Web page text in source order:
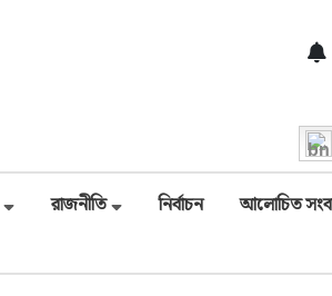
রাজনীতি নির্বাচন আলোচিত